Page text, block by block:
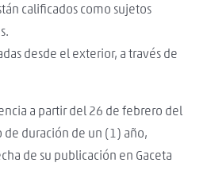
calificados como sujetos
desde el exterior, a través de
a partir del 26 de febrero del
de duración de un (1) año,
de su publicación en Gaceta